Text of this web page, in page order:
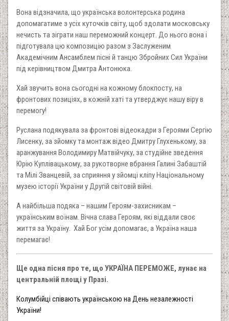
Вона відзначила, що українська волонтерська родина
допомагатиме з усіх куточків світу, щоб здолати московську
нечисть та зіграти наш переможний концерт. До нього вона і
підготувала цю композицію разом з Заслуженим
Академічним Ансамблем пісні й танцю Збройних Сил України
під керівництвом Дмитра Антонюка.
Хай звучить вона сьогодні на кожному блокпосту, на
фронтових позиціях, в кожній хаті та утверджує нашу віру в
перемогу!
Руслана подякувала за фронтові відеокадри з Героями Сергію
Лисенку, за зйомку та монтаж відео Дмитру Глухенькому, за
аранжування Володимиру Матвійчуку, за студійне зведення
Юрію Куплівацькому, за рукотворне вбрання Галині Забаштій
та Мілі Званцевій, за сприяння у зйомці кліпу Національному
музею історії України у Другій світовій війні.
А найбільша подяка – нашим Героям-захисникам –
українським воїнам. Вічна слава Героям, які віддали своє
життя за Україну. Хай Бог усім допомагає, а Україна наша
перемагає!
Ще одна пісня про те, що УКРАЇНА ПЕРЕМОЖЕ, лунає на
центральній площі у Празі.
Колумбійці співають українською на День незалежності
України!